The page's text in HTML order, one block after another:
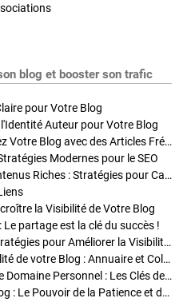
blog et booster son trafic
pour Votre Blog
Auteur pour Votre Blog
Stratégies de Publication : Boostez Votre Blog avec des Articles Fréquents et Exclusifs
Modernes pour le SEO
Enrichir Vos Articles avec des Contenus Riches : Stratégies pour Captiver et Optimiser
la Visibilité de Votre Blog
partage est la clé du succès !
Optimisation SEO des Articles : Stratégies pour Améliorer la Visibilité de Votre Blog
Stratégies pour améliorer la visibilité de votre Blog : Annuaire et Collaborations
Pourquoi Investir dans un Nom de Domaine Personnel : Les Clés de la Réussite de Votre Blog
Comment Faire Émerger Votre Blog : Le Pouvoir de la Patience et de la Persévérance